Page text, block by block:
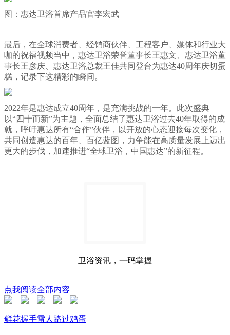
图：惠达卫浴首席产品官李宏武
最后，在全球消费者、经销商伙伴、工程客户、媒体和行业大
咖的祝福视频当中，惠达卫浴荣誉董事长王惠文、惠达卫浴董
事长王彦庆、惠达卫浴总裁王佳共同登台为惠达40周年庆切蛋
糕，记录下这精彩的瞬间。
2022年是惠达成立40周年，是充满挑战的一年。此次盛典
以“四十而新”为主题，全面总结了惠达卫浴过去40年取得的成
就，呼吁惠达所有“合作”伙伴，以开放的心态迎接每次变化，
共同创造惠达的百年、百亿蓝图，力争能在高质量发展上迈出
更大的步伐，加速推进“全球卫浴，中国惠达”的新征程。
卫浴资讯，一码掌握
点我阅读全部内容
鲜花握手雷人 路过鸡蛋